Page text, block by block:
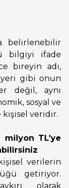
belirlenebilir
bilgiyi ifade
bireyin adı,
gibi onun
değil, aynı
sosyal ve
veridir.
TL’ye
verilerin
getiriyor.
olarak